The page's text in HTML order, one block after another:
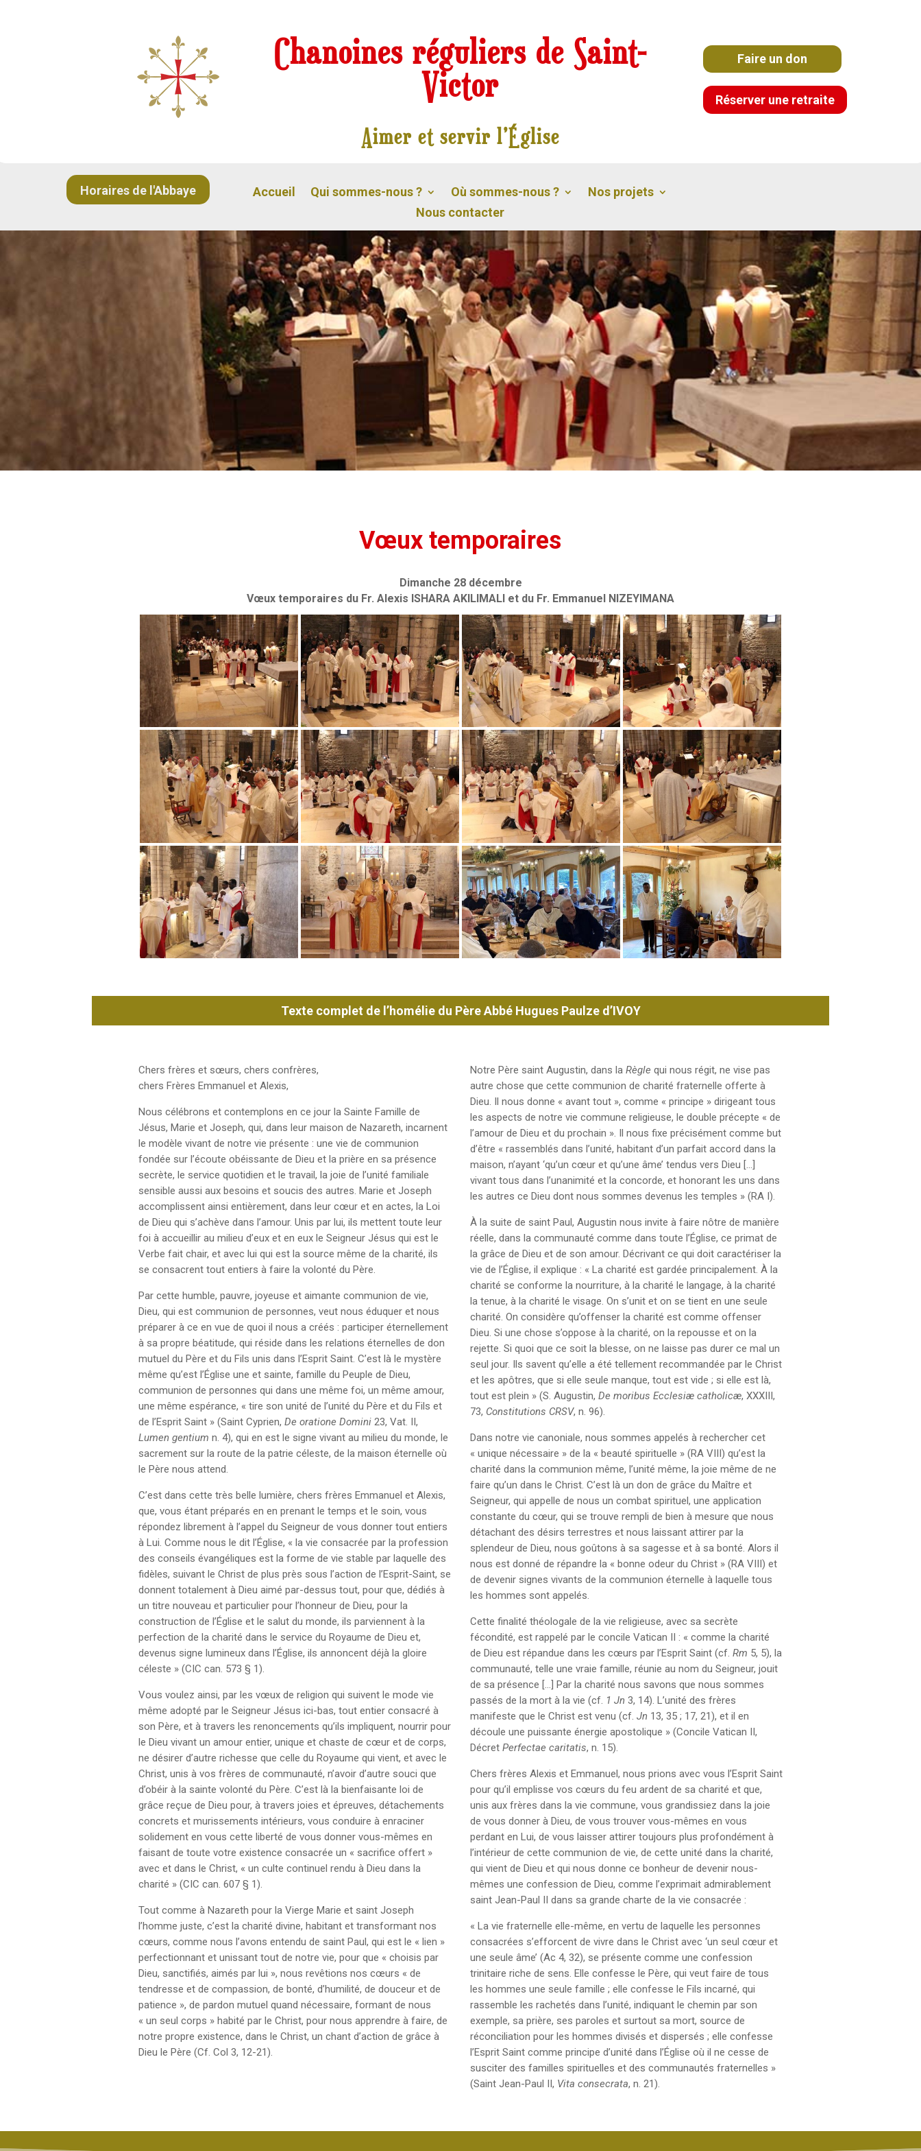
Chanoines réguliers de Saint-
Victor
Aimer et servir l’Église
Faire un don
Réserver une retraite
Horaires de l'Abbaye Accueil Qui sommes-nous ? Où sommes-nous ?
Nos projets
Nous contacter
Vœux temporaires
Dimanche 28 décembre
Vœux temporaires du Fr. Alexis ISHARA AKILIMALI et du Fr. Emmanuel NIZEYIMANA
Texte complet de l’homélie du Père Abbé Hugues Paulze d’IVOY
Chers frères et sœurs, chers confrères,
chers Frères Emmanuel et Alexis,
Nous célébrons et contemplons en ce jour la Sainte Famille de
Jésus, Marie et Joseph, qui, dans leur maison de Nazareth, incarnent
le modèle vivant de notre vie présente : une vie de communion
fondée sur l’écoute obéissante de Dieu et la prière en sa présence
secrète, le service quotidien et le travail, la joie de l’unité familiale
sensible aussi aux besoins et soucis des autres. Marie et Joseph
accomplissent ainsi entièrement, dans leur cœur et en actes, la Loi
de Dieu qui s’achève dans l’amour. Unis par lui, ils mettent toute leur
foi à accueillir au milieu d’eux et en eux le Seigneur Jésus qui est le
Verbe fait chair, et avec lui qui est la source même de la charité, ils
se consacrent tout entiers à faire la volonté du Père.
Par cette humble, pauvre, joyeuse et aimante communion de vie,
Dieu, qui est communion de personnes, veut nous éduquer et nous
préparer à ce en vue de quoi il nous a créés : participer éternellement
à sa propre béatitude, qui réside dans les relations éternelles de don
mutuel du Père et du Fils unis dans l’Esprit Saint. C’est là le mystère
même qu’est l’Église une et sainte, famille du Peuple de Dieu,
communion de personnes qui dans une même foi, un même amour,
une même espérance, « tire son unité de l’unité du Père et du Fils et
de l’Esprit Saint » (Saint Cyprien, De oratione Domini23, Vat. II,
Lumen gentium n. 4), qui en est le signe vivant au milieu du monde, le
sacrement sur la route de la patrie céleste, de la maison éternelle où
le Père nous attend.
C’est dans cette très belle lumière, chers frères Emmanuel et Alexis,
que, vous étant préparés en en prenant le temps et le soin, vous
répondez librement à l’appel du Seigneur de vous donner tout entiers
à Lui. Comme nous le dit l’Église, « la vie consacrée par la profession
des conseils évangéliques est la forme de vie stable par laquelle des
fidèles, suivant le Christ de plus près sous l’action de l’Esprit-Saint, se
donnent totalement à Dieu aimé par-dessus tout, pour que, dédiés à
un titre nouveau et particulier pour l’honneur de Dieu, pour la
construction de l’Église et le salut du monde, ils parviennent à la
perfection de la charité dans le service du Royaume de Dieu et,
devenus signe lumineux dans l’Église, ils annoncent déjà la gloire
céleste » (CIC can. 573 § 1).
Vous voulez ainsi, par les vœux de religion qui suivent le mode vie
même adopté par le Seigneur Jésus ici-bas, tout entier consacré à
son Père, et à travers les renoncements qu’ils impliquent, nourrir pour
le Dieu vivant un amour entier, unique et chaste de cœur et de corps,
ne désirer d’autre richesse que celle du Royaume qui vient, et avec le
Christ, unis à vos frères de communauté, n’avoir d’autre souci que
d’obéir à la sainte volonté du Père. C’est là la bienfaisante loi de
grâce reçue de Dieu pour, à travers joies et épreuves, détachements
concrets et murissements intérieurs, vous conduire à enraciner
solidement en vous cette liberté de vous donner vous-mêmes en
faisant de toute votre existence consacrée un « sacrifice offert »
avec et dans le Christ, « un culte continuel rendu à Dieu dans la
charité » (CIC can. 607 § 1).
Tout comme à Nazareth pour la Vierge Marie et saint Joseph
l’homme juste, c’est la charité divine, habitant et transformant nos
cœurs, comme nous l’avons entendu de saint Paul, qui est le « lien »
perfectionnant et unissant tout de notre vie, pour que « choisis par
Dieu, sanctifiés, aimés par lui », nous revêtions nos cœurs « de
tendresse et de compassion, de bonté, d’humilité, de douceur et de
patience », de pardon mutuel quand nécessaire, formant de nous
« un seul corps » habité par le Christ, pour nous apprendre à faire, de
notre propre existence, dans le Christ, un chant d’action de grâce à
Dieu le Père (Cf. Col 3, 12-21).
Notre Père saint Augustin, dans laRègle qui nous régit, ne vise pas
autre chose que cette communion de charité fraternelle offerte à
Dieu. Il nous donne « avant tout », comme « principe » dirigeant tous
les aspects de notre vie commune religieuse, le double précepte « de
l’amour de Dieu et du prochain ». Il nous fixe précisément comme but
d’être « rassemblés dans l’unité, habitant d’un parfait accord dans la
maison, n’ayant ‘qu’un cœur et qu’une âme’ tendus vers Dieu […]
vivant tous dans l’unanimité et la concorde, et honorant les uns dans
les autres ce Dieu dont nous sommes devenus les temples » (RA I).
À la suite de saint Paul, Augustin nous invite à faire nôtre de manière
réelle, dans la communauté comme dans toute l’Église, ce primat de
la grâce de Dieu et de son amour. Décrivant ce qui doit caractériser la
vie de l’Église, il explique : « La charité est gardée principalement. À la
charité se conforme la nourriture, à la charité le langage, à la charité
la tenue, à la charité le visage. On s’unit et on se tient en une seule
charité. On considère qu’offenser la charité est comme offenser
Dieu. Si une chose s’oppose à la charité, on la repousse et on la
rejette. Si quoi que ce soit la blesse, on ne laisse pas durer ce mal un
seul jour. Ils savent qu’elle a été tellement recommandée par le Christ
et les apôtres, que si elle seule manque, tout est vide ; si elle est là,
tout est plein » (S. Augustin,De moribus Ecclesiæ catholicæ, XXXIII,
73, Constitutions CRSV, n. 96).
Dans notre vie canoniale, nous sommes appelés à rechercher cet
« unique nécessaire » de la « beauté spirituelle » (RA VIII) qu’est la
charité dans la communion même, l’unité même, la joie même de ne
faire qu’un dans le Christ. C’est là un don de grâce du Maître et
Seigneur, qui appelle de nous un combat spirituel, une application
constante du cœur, qui se trouve rempli de bien à mesure que nous
détachant des désirs terrestres et nous laissant attirer par la
splendeur de Dieu, nous goûtons à sa sagesse et à sa bonté. Alors il
nous est donné de répandre la « bonne odeur du Christ » (RA VIII) et
de devenir signes vivants de la communion éternelle à laquelle tous
les hommes sont appelés.
Cette finalité théologale de la vie religieuse, avec sa secrète
fécondité, est rappelé par le concile Vatican II : « comme la charité
de Dieu est répandue dans les cœurs par l’Esprit Saint (cf.Rm 5, 5), la
communauté, telle une vraie famille, réunie au nom du Seigneur, jouit
de sa présence […] Par la charité nous savons que nous sommes
passés de la mort à la vie (cf. 1 Jn3, 14). L’unité des frères
manifeste que le Christ est venu (cf.Jn 13, 35 ; 17, 21), et il en
découle une puissante énergie apostolique » (Concile Vatican II,
DécretPerfectae caritatis, n. 15).
Chers frères Alexis et Emmanuel, nous prions avec vous l’Esprit Saint
pour qu’il emplisse vos cœurs du feu ardent de sa charité et que,
unis aux frères dans la vie commune, vous grandissiez dans la joie
de vous donner à Dieu, de vous trouver vous-mêmes en vous
perdant en Lui, de vous laisser attirer toujours plus profondément à
l’intérieur de cette communion de vie, de cette unité dans la charité,
qui vient de Dieu et qui nous donne ce bonheur de devenir nous-
mêmes une confession de Dieu, comme l’exprimait admirablement
saint Jean-Paul II dans sa grande charte de la vie consacrée :
« La vie fraternelle elle-même, en vertu de laquelle les personnes
consacrées s’efforcent de vivre dans le Christ avec ‘un seul cœur et
une seule âme’ (Ac 4, 32), se présente comme une confession
trinitaire riche de sens. Elle confesse le Père, qui veut faire de tous
les hommes une seule famille ; elle confesse le Fils incarné, qui
rassemble les rachetés dans l’unité, indiquant le chemin par son
exemple, sa prière, ses paroles et surtout sa mort, source de
réconciliation pour les hommes divisés et dispersés ; elle confesse
l’Esprit Saint comme principe d’unité dans l’Église où il ne cesse de
susciter des familles spirituelles et des communautés fraternelles »
(Saint Jean-Paul II, Vita consecrata, n. 21).